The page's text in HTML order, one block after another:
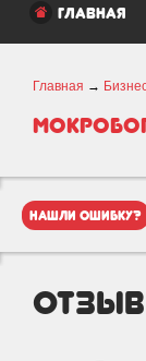
главная
Главная →
нашли ошибку?